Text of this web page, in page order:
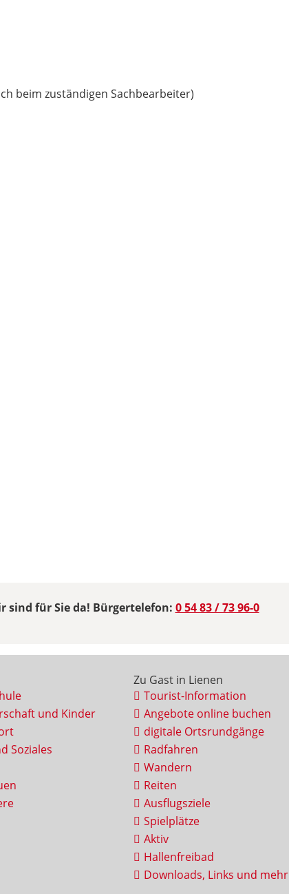
beim zuständigen Sachbearbeiter)
sind für Sie da! Bürgertelefon: 0 54 83 / 73 96-0
und Kinder
Soziales
Zu Gast in Lienen
Tourist-Information
Angebote online buchen
digitale Ortsrundgänge
Radfahren
Wandern
Reiten
Ausflugsziele
Spielplätze
Aktiv
Hallenfreibad
Downloads, Links und mehr